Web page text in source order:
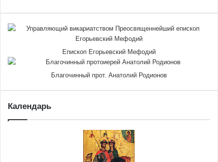
Епископ Егорьевский Мефодий
Благочинный прот. Анатолий Родионов
Календарь